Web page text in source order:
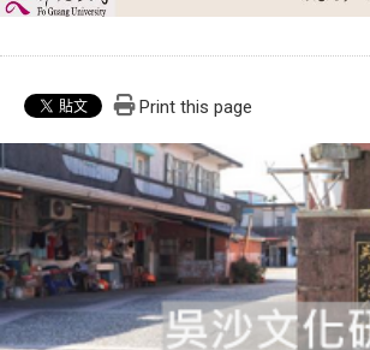
Print this page